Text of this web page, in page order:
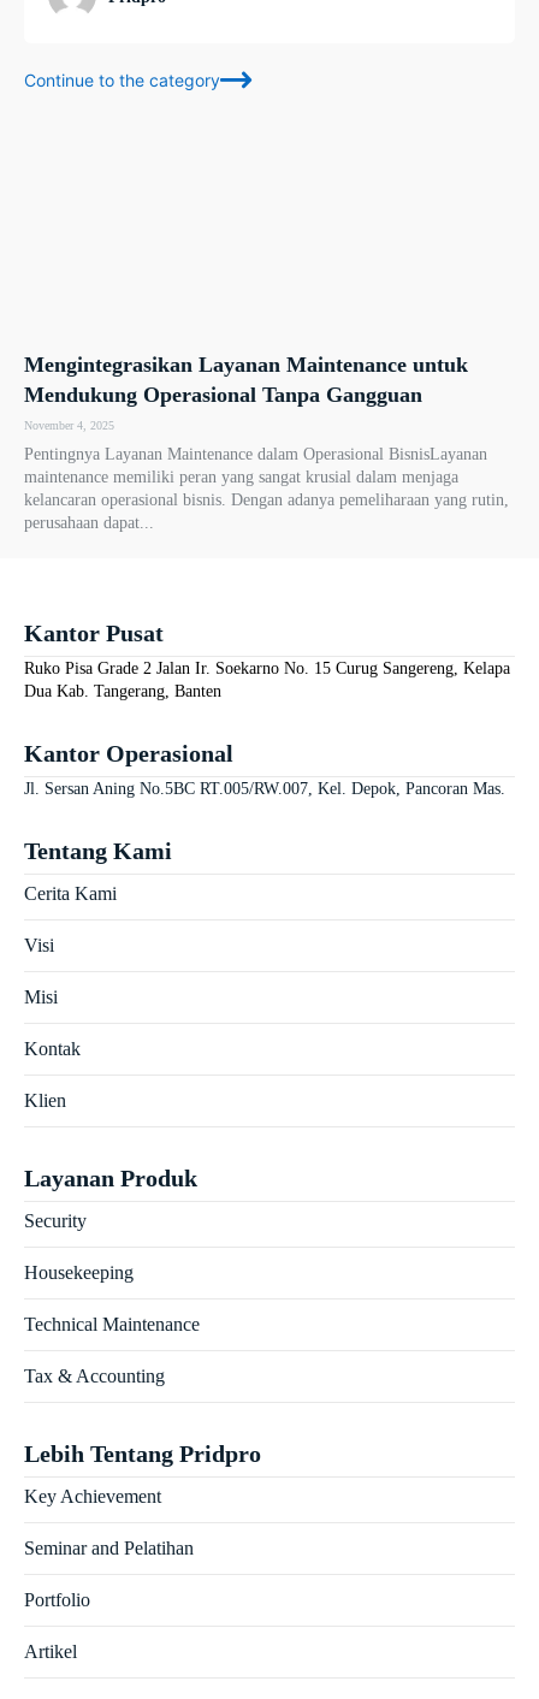
Continue to the category
Mengintegrasikan Layanan Maintenance untuk
Mendukung Operasional Tanpa Gangguan
November 4, 2025
Pentingnya Layanan Maintenance dalam Operasional BisnisLayanan
maintenance memiliki peran yang sangat krusial dalam menjaga
kelancaran operasional bisnis. Dengan adanya pemeliharaan yang rutin,
perusahaan dapat...
Kantor Pusat
Ruko Pisa Grade 2 Jalan Ir. Soekarno No. 15 Curug Sangereng, Kelapa
Dua Kab. Tangerang, Banten
Kantor Operasional
Jl. Sersan Aning No.5BC RT.005/RW.007, Kel. Depok, Pancoran Mas.
Tentang Kami
Cerita Kami
Visi
Misi
Kontak
Klien
Layanan Produk
Security
Housekeeping
Technical Maintenance
Tax & Accounting
Lebih Tentang Pridpro
Key Achievement
Seminar and Pelatihan
Portfolio
Artikel